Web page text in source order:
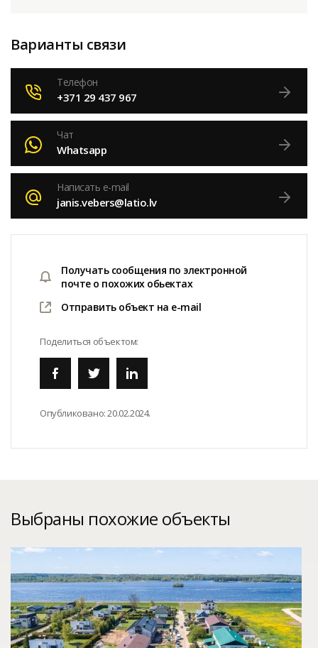
Варианты связи
Телефон
+371 29 437 967
Чат
Whatsapp
Написать e-mail
janis.vebers@latio.lv
Получать сообщения по электронной
почте о похожих обьектах
Отправить объект на e-mail
Поделиться объектом:
Опубликовано:20.02.2024.
Выбраны похожие объекты